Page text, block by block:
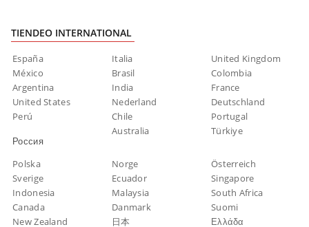
TIENDEO INTERNATIONAL
España Italia
United Kingdom
México
Brasil
Colombia
Argentina
India
France
United States
Nederland
Deutschland
Perú
Chile
Portugal
Россия
Australia Türkiye
Polska Norge
Österreich
Sverige
Ecuador
Singapore
Indonesia
Malaysia
South Africa
Canada
Danmark
Suomi
New Zealand
日本 Ελλάδα